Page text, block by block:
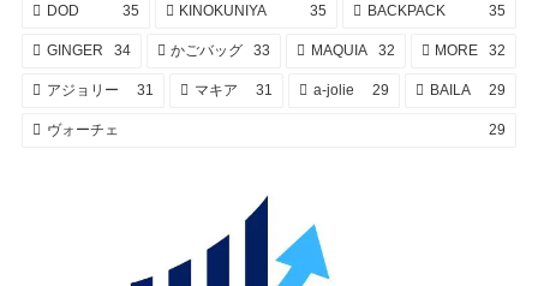
DOD 35 KINOKUNIYA 35 BACKPACK 35
GINGER 34 かごバッグ 33 MAQUIA 32 MORE 32
アジョリー 31 マキア 31 a-jolie 29 BAILA 29
ヴォーチェ 29